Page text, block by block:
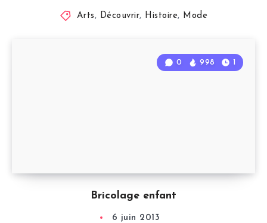
Arts, Découvrir, Histoire, Mode
Bricolage enfant
0 998 1
6 juin 2013